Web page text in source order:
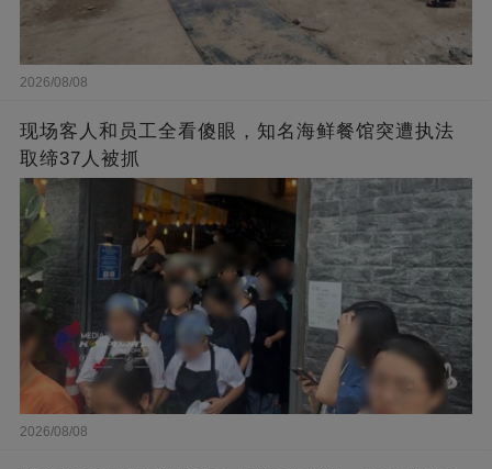
2026/08/08
现场客人和员工全看傻眼，知名海鲜餐馆突遭执法
取缔37人被抓
2026/08/08